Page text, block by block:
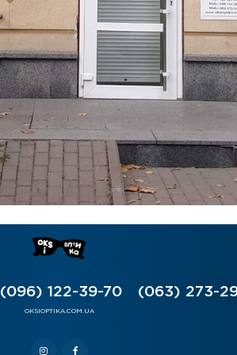
(096) 122-39-70 (063) 273-
OKSIOPTIKA.COM.UA